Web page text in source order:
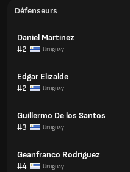
Défenseurs
Daniel Martinez
#2
Uruguay
Edgar Elizalde
#2
Uruguay
Guillermo De los Santos
#3
Uruguay
Geanfranco Rodriguez
#4
Uruguay